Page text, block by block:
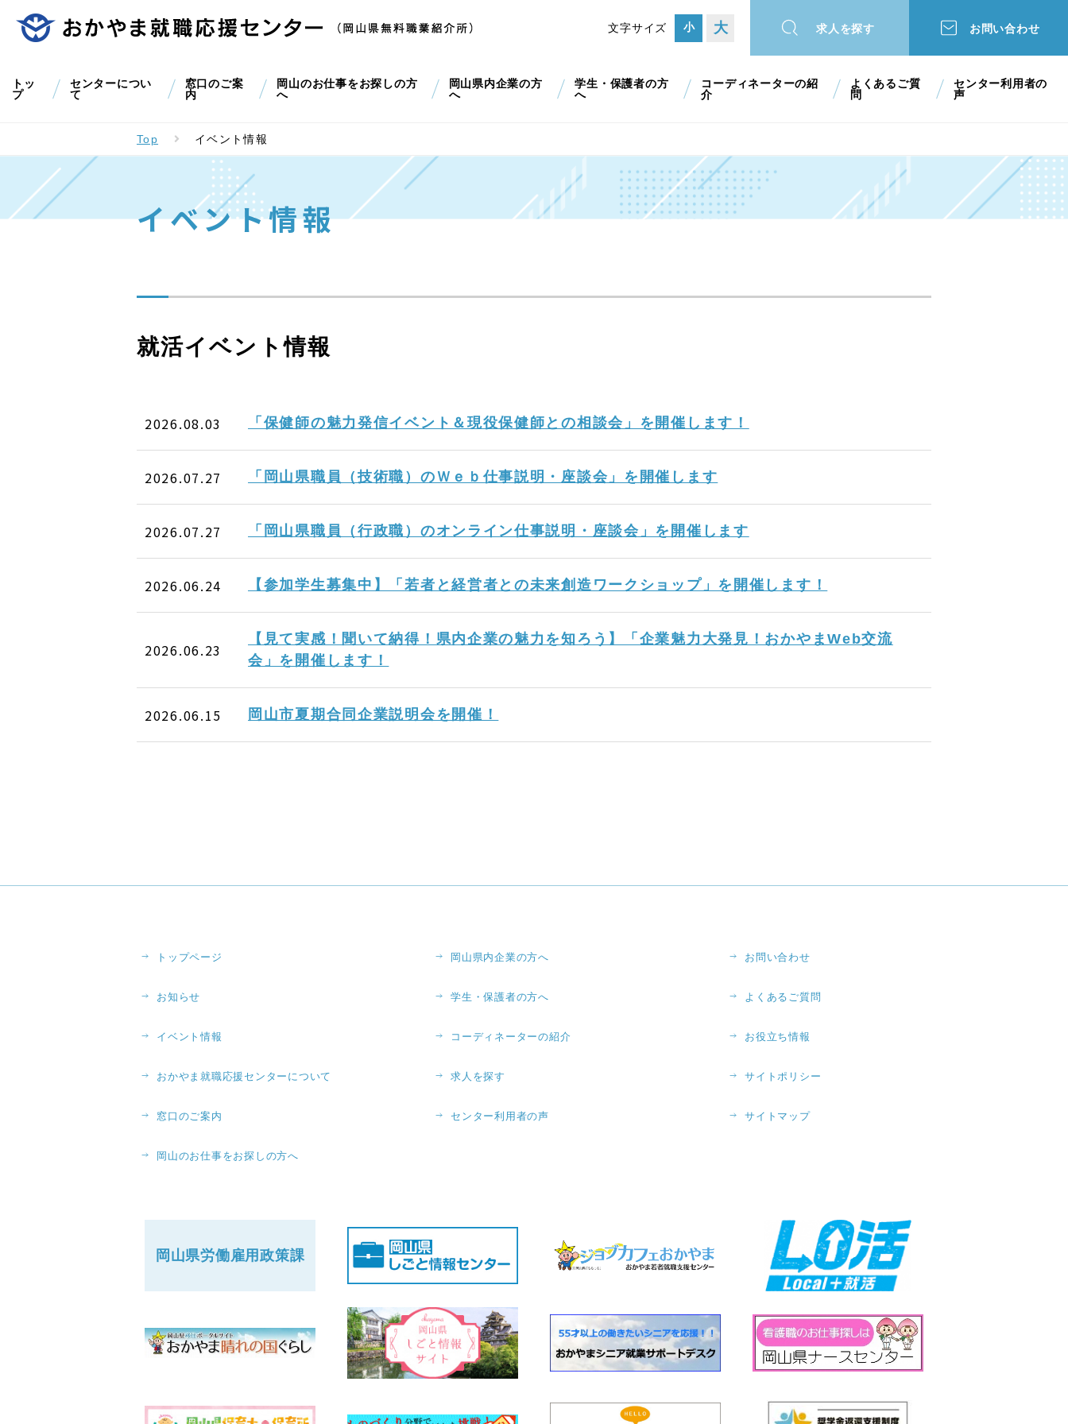
文字サイズ 小 大
トッ
プ
センターについ
て
窓口のご案
内
岡山のお仕事をお探しの方
へ
岡山県内企業の方
へ
学生・保護者の方
へ
コーディネーターの紹
介
よくあるご質
問
センター利用者の
声
求人を探す お問い合わせ
Top イベント情報
イベント情報
就活イベント情報
2026.08.03 「保健師の魅力発信イベント＆現役保健師との相談会」を開催します！
2026.07.27 「岡山県職員（技術職）のＷｅｂ仕事説明・座談会」を開催します
2026.07.27 「岡山県職員（行政職）のオンライン仕事説明・座談会」を開催します
2026.06.24 【参加学生募集中】「若者と経営者との未来創造ワークショップ」を開催します！
2026.06.23
【見て実感！聞いて納得！県内企業の魅力を知ろう】「企業魅力大発見！おかやまWeb交流
会」を開催します！
2026.06.15 岡山市夏期合同企業説明会を開催！
トップページ
お知らせ
イベント情報
おかやま就職応援センターについて
窓口のご案内
岡山のお仕事をお探しの方へ
岡山県内企業の方へ
学生・保護者の方へ
コーディネーターの紹介
求人を探す
センター利用者の声
お問い合わせ
よくあるご質問
お役立ち情報
サイトポリシー
サイトマップ
岡山県労働雇用政策課